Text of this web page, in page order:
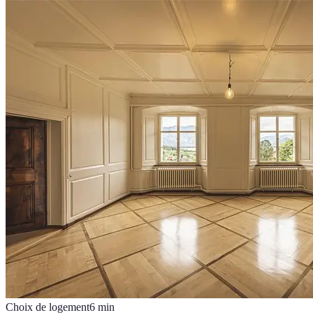
Choix de logement6 min